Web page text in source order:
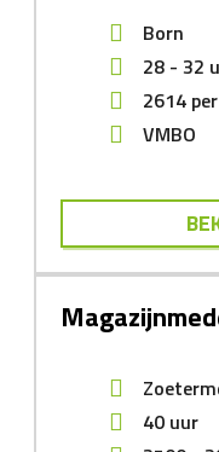
Born
28 - 32
2614
VMBO
40 uur